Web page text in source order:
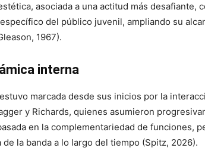
asociada a una actitud más desafiante,
del público juvenil, ampliando su
1967).
interna
marcada desde sus inicios por la
y Richards, quienes asumieron
en la complementariedad de funciones,
la banda a lo largo del tiempo (Spitz, 2026).